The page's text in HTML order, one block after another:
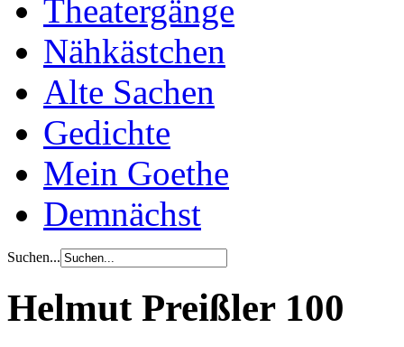
Theatergänge
Nähkästchen
Alte Sachen
Gedichte
Mein Goethe
Demnächst
Suchen...
Helmut Preißler 100